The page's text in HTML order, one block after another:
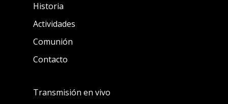
Historia
Actividades
Comunión
Contacto
Transmisión en vivo